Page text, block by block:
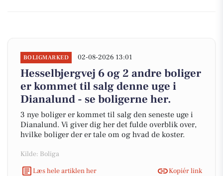
BOLIGMARKED 02-08-2026 13:01
Hesselbjergvej 6 og 2 andre boliger
er kommet til salg denne uge i
Dianalund - se boligerne her.
3 nye boliger er kommet til salg den seneste uge i
Dianalund. Vi giver dig her det fulde overblik over,
hvilke boliger der er tale om og hvad de koster.
Kilde: Boliga
Læs hele artiklen her
Kopiér link